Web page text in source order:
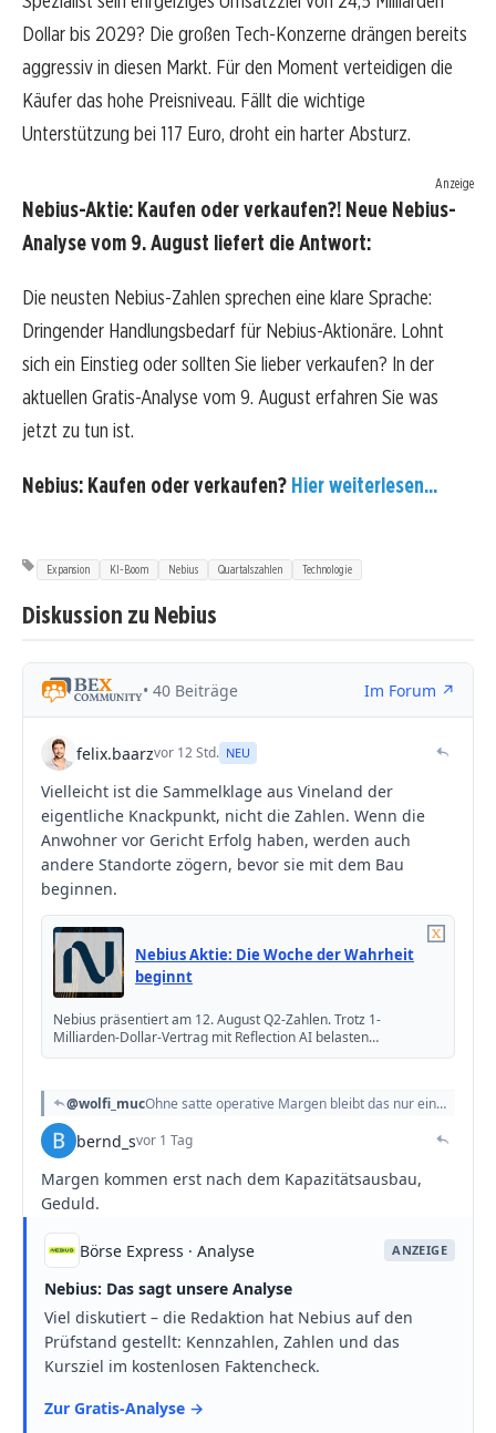
Dollar bis 2029? Die großen Tech-Konzerne drängen bereits
aggressiv in diesen Markt. Für den Moment verteidigen die
Käufer das hohe Preisniveau. Fällt die wichtige
Unterstützung bei 117 Euro, droht ein harter Absturz.
Anzeige
Nebius-Aktie: Kaufen oder verkaufen?! Neue Nebius-
Analyse vom 9. August liefert die Antwort:
Die neusten Nebius-Zahlen sprechen eine klare Sprache:
Dringender Handlungsbedarf für Nebius-Aktionäre. Lohnt
sich ein Einstieg oder sollten Sie lieber verkaufen? In der
aktuellen Gratis-Analyse vom 9. August erfahren Sie was
jetzt zu tun ist.
Nebius: Kaufen oder verkaufen? Hier weiterlesen...
Expansion KI-Boom Nebius Quartalszahlen Technologie
Diskussion zu Nebius